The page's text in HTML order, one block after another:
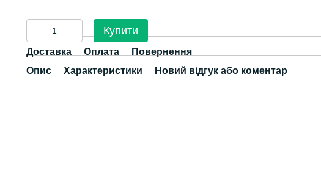
Купити
Доставка Оплата
Повернення
Опис
Характеристики Новий відгук або коментар